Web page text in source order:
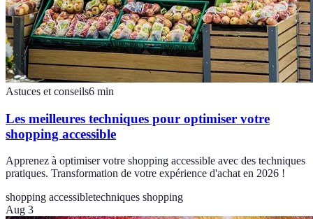
Astuces et conseils6 min
Les meilleures techniques pour optimiser votre
shopping accessible
Apprenez à optimiser votre shopping accessible avec des techniques
pratiques. Transformation de votre expérience d'achat en 2026 !
shopping accessibletechniques shopping
Aug 3